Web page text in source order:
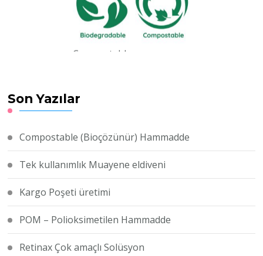
Compostable
doğada çözünebilir
başlamıştır.
Son Yazılar
Compostable (Bioçözünür) Hammadde
Tek kullanımlık Muayene eldiveni
Kargo Poşeti üretimi
POM – Polioksimetilen Hammadde
Retinax Çok amaçlı Solüsyon